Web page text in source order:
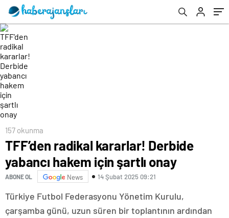
157 okunma
TFF’den radikal kararlar! Derbide
yabancı hakem için şartlı onay
ABONE OL News 14 Şubat 2025 09:21
Türkiye Futbol Federasyonu Yönetim Kurulu,
çarşamba günü, uzun süren bir toplantının ardından